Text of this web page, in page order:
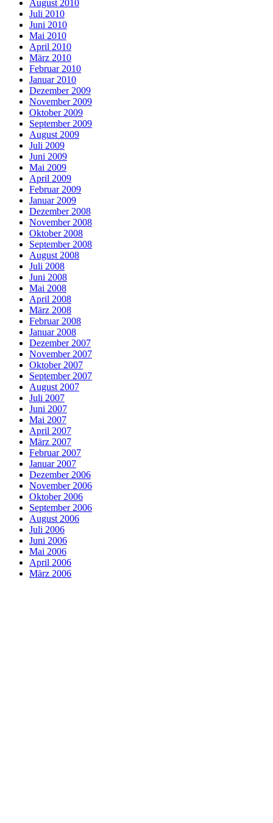
August 2010
Juli 2010
Juni 2010
Mai 2010
April 2010
März 2010
Februar 2010
Januar 2010
Dezember 2009
November 2009
Oktober 2009
September 2009
August 2009
Juli 2009
Juni 2009
Mai 2009
April 2009
Februar 2009
Januar 2009
Dezember 2008
November 2008
Oktober 2008
September 2008
August 2008
Juli 2008
Juni 2008
Mai 2008
April 2008
März 2008
Februar 2008
Januar 2008
Dezember 2007
November 2007
Oktober 2007
September 2007
August 2007
Juli 2007
Juni 2007
Mai 2007
April 2007
März 2007
Februar 2007
Januar 2007
Dezember 2006
November 2006
Oktober 2006
September 2006
August 2006
Juli 2006
Juni 2006
Mai 2006
April 2006
März 2006